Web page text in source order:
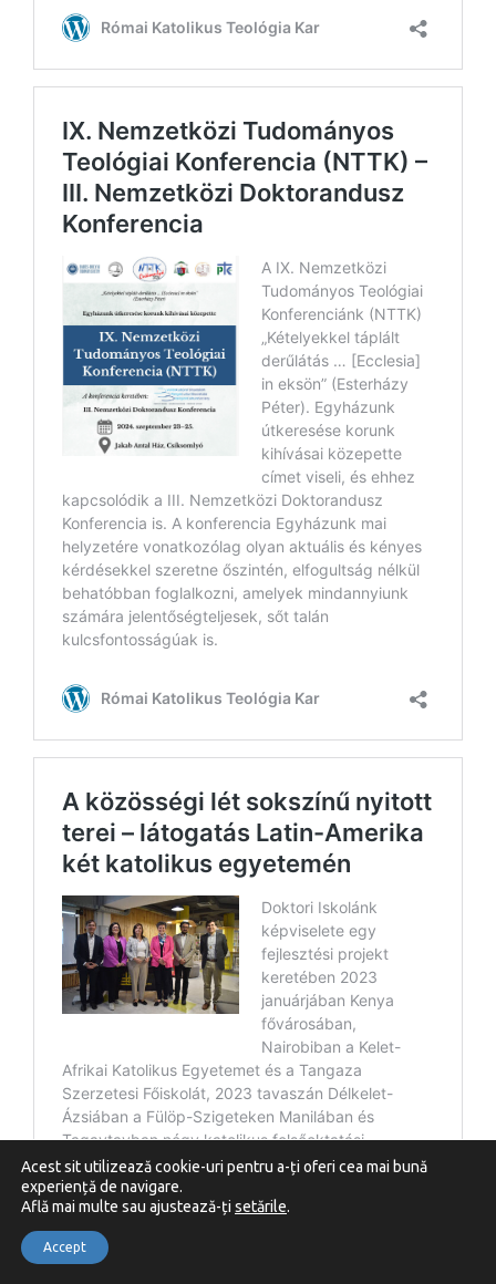
Acest sit utilizează cookie-uri pentru a-ți oferi cea mai bună
experiență de navigare.
Află mai multe sau ajustează-ți setările.
Accept